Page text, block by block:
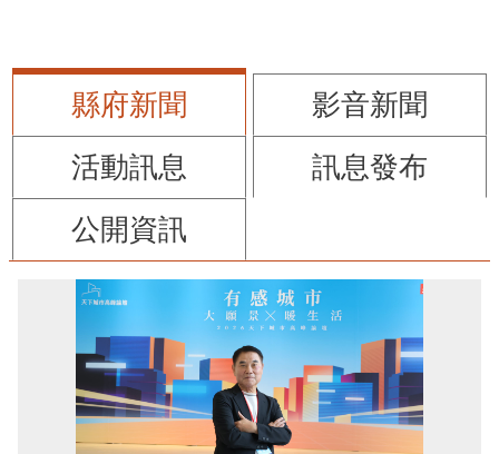
縣府新聞
影音新聞
活動訊息
訊息發布
公開資訊